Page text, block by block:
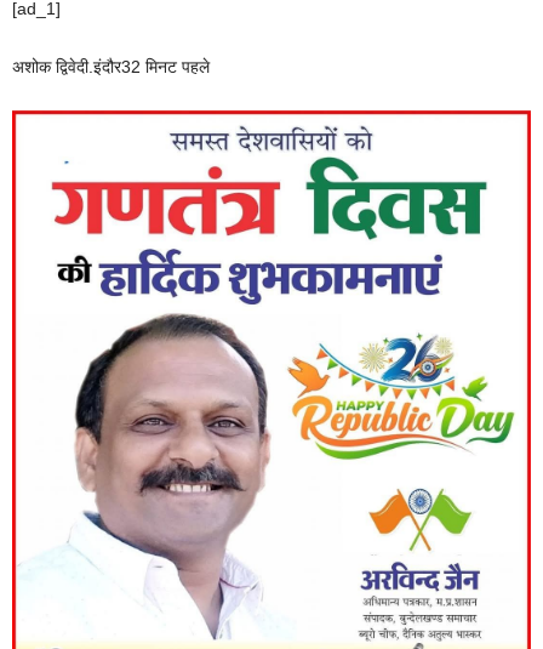
[ad_1]
अशोक द्विवेदी.इंदौर32 मिनट पहले